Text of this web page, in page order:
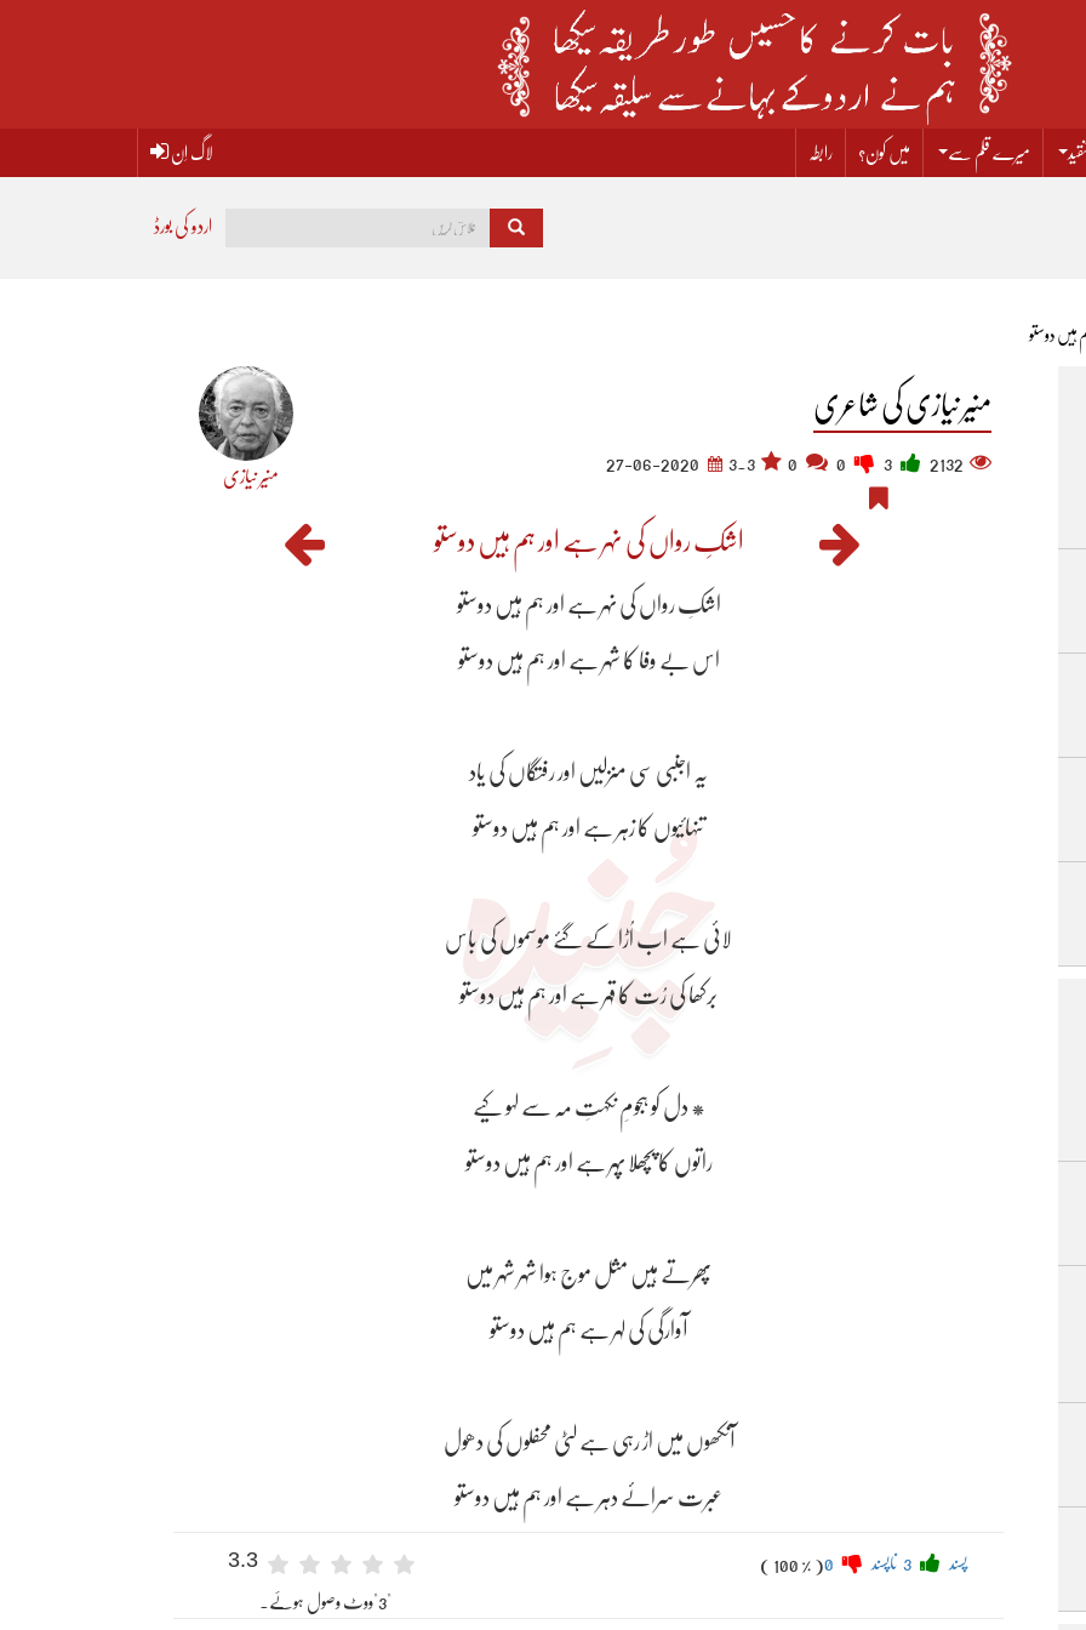
میرے قلم سے میں کون؟ رابطہ لاگ اِن
اردو کی بورڈ
ہیں دوستو​
منیر نیازی کی شاعری
منیر نیازی
2132
3.3
27-06-2020
دل کو ہجومِ نکہتِ مہ سے لہو کیے *​
راتوں کا پچھلا پہر ہے اور ہم ہیں دوستو​
عبرت سرائے دہر ہے اور ہم ہیں دوستو
3.3
"3"ووٹ وصول ہوئے۔
پسند ناپسند ( 100 % )